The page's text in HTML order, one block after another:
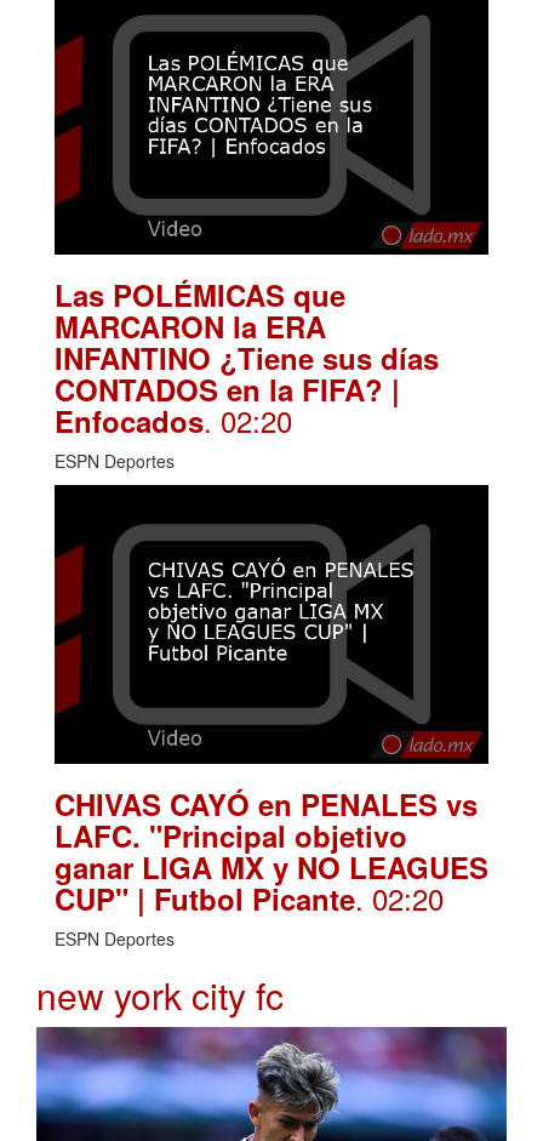
Las POLÉMICAS que
MARCARON la ERA
INFANTINO ¿Tiene sus días
CONTADOS en la FIFA? |
Enfocados. 02:20
ESPN Deportes
CHIVAS CAYÓ en PENALES vs
LAFC. "Principal objetivo
ganar LIGA MX y NO LEAGUES
CUP" | Futbol Picante. 02:20
ESPN Deportes
new york city fc